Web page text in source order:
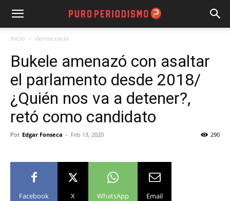
Inicio democracia
Bukele amenazó con asaltar
el parlamento desde 2018/
¿Quién nos va a detener?,
retó como candidato
Por Edgar Fonseca - Feb 13, 2020 290
Facebook X WhatsApp Email